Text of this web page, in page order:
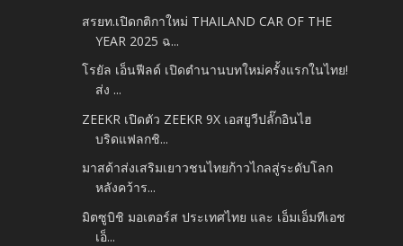
สรยท.เปิดกติกาใหม่ THAILAND CAR OF THE
YEAR 2025 ฉ...
โรยัล เอ็นฟีลด์ เปิดตำนานบทใหม่ครั้งแรกในไทย!
ส่ง ...
ZEEKR เปิดตัว ZEEKR 9X เอสยูวีปลั๊กอินไฮ
บริดแฟลกชิ...
มาสด้าส่งเสริมเยาวชนไทยก้าวไกลสู่ระดับโลก
หลังคว้าร...
มิตซูบิชิ มอเตอร์ส ประเทศไทย และ เอ็มเอ็มทีเอช
เอ็...